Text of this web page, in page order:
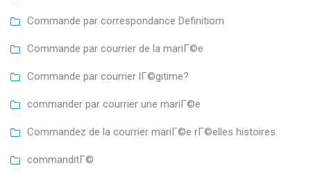
Commande par correspondance Definitiom
Commande par courrier de la mariГ©e
Commande par courrier lГ©gitime?
commander par courrier une mariГ©e
Commandez de la courrier mariГ©e rГ©elles histoires
commanditГ©